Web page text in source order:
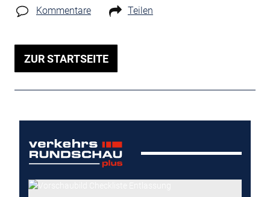
Kommentare Teilen
ZUR STARTSEITE